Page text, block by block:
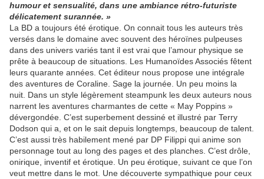
humour et sensualité, dans une ambiance rétro-futuriste
délicatement surannée. »
La BD a toujours été érotique. On connait tous les auteurs très
versés dans le domaine avec souvent des héroïnes pulpeuses
dans des univers variés tant il est vrai que l’amour physique se
prête à beaucoup de situations. Les Humanoïdes Associés fêtent
leurs quarante années. Cet éditeur nous propose une intégrale
des aventures de Coraline. Sage la journée. Un peu moins la
nuit. Dans un style légèrement steampunk les deux auteurs nous
narrent les aventures charmantes de cette « May Poppins »
dévergondée. C’est superbement dessiné et illustré par Terry
Dodson qui a, et on le sait depuis longtemps, beaucoup de talent.
C’est aussi très habilement mené par DP Filippi qui anime son
personnage tout au long des pages et des planches. C’est drôle,
onirique, inventif et érotique. Un peu érotique, suivant ce que l’on
veut mettre dans le mot. Une découverte sympathique pour ceux